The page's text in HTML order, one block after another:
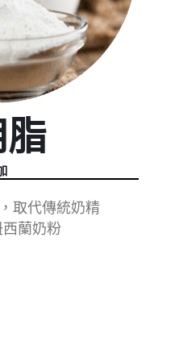
取代傳統奶精
蘭奶粉